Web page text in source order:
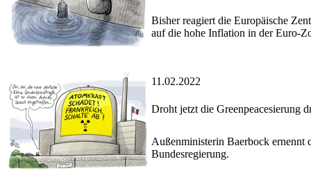
Bisher reagiert die Europäische
auf die hohe Inflation in der Euro-
11.02.2022
Droht jetzt die Greenpeacesierung
Außenministerin Baerbock ernennt
Bundesregierung.